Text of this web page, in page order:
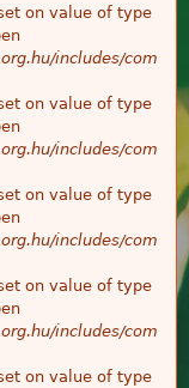
on value of type
includes/com
on value of type
includes/com
on value of type
includes/com
on value of type
includes/com
on value of type